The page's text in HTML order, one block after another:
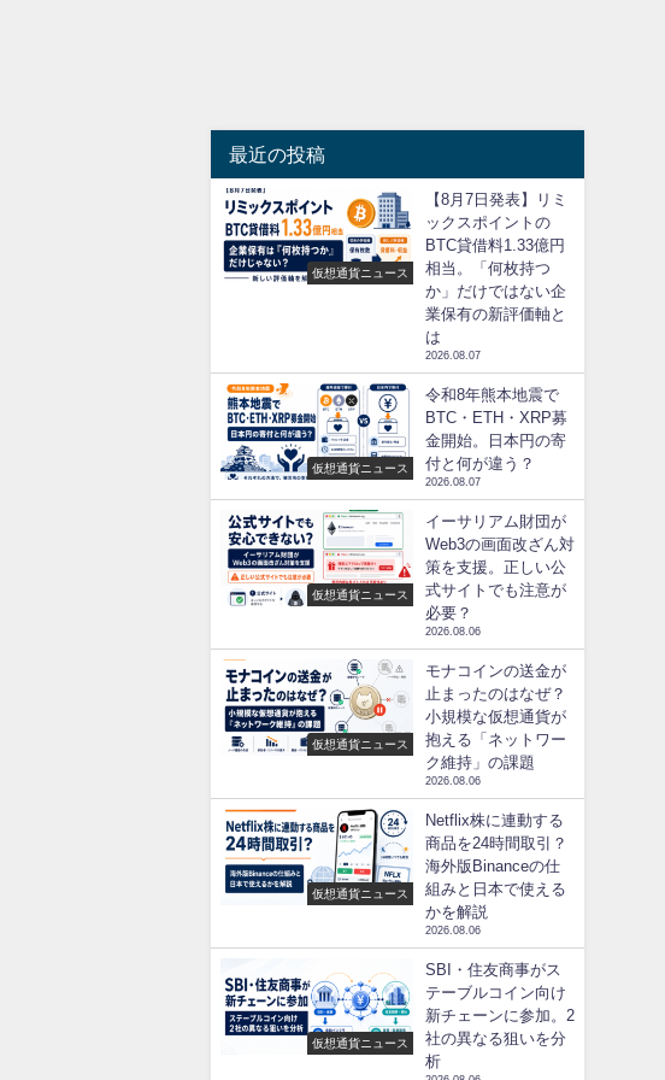
最近の投稿
仮想通貨ニュース
【8月7日発表】リミ
ックスポイントの
BTC貸借料1.33億円
相当。「何枚持つ
か」だけではない企
業保有の新評価軸と
は
2026.08.07
仮想通貨ニュース
令和8年熊本地震で
BTC・ETH・XRP募
金開始。日本円の寄
付と何が違う？
2026.08.07
仮想通貨ニュース
イーサリアム財団が
Web3の画面改ざん対
策を支援。正しい公
式サイトでも注意が
必要？
2026.08.06
仮想通貨ニュース
モナコインの送金が
止まったのはなぜ？
小規模な仮想通貨が
抱える「ネットワー
ク維持」の課題
2026.08.06
仮想通貨ニュース
Netflix株に連動する
商品を24時間取引？
海外版Binanceの仕
組みと日本で使える
かを解説
2026.08.06
仮想通貨ニュース
SBI・住友商事がス
テーブルコイン向け
新チェーンに参加。2
社の異なる狙いを分
析